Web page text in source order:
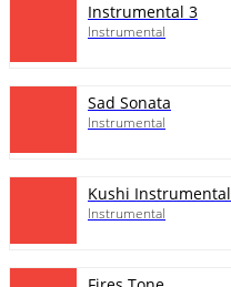
Instrumental 3
Instrumental
Sad Sonata
Instrumental
Kushi Instrumental
Instrumental